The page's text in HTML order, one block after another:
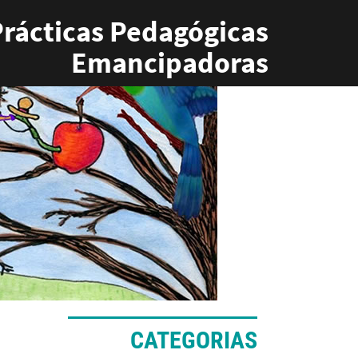
Pedagógicas
Emancipadoras
CATEGORIAS